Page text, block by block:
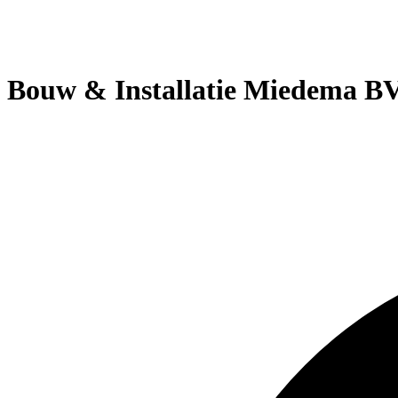
Bouw & Installatie Miedema